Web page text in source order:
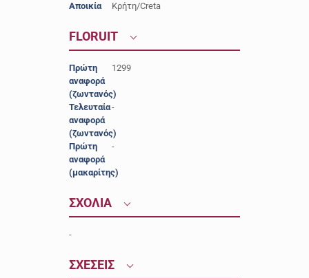
Αποικία
Κρήτη/Creta
FLORUIT
Πρώτη
αναφορά
(ζωντανός)
1299
Τελευταία
αναφορά
(ζωντανός)
-
Πρώτη
αναφορά
(μακαρίτης)
-
ΣΧΟΛΙΑ
-
ΣΧΕΣΕΙΣ